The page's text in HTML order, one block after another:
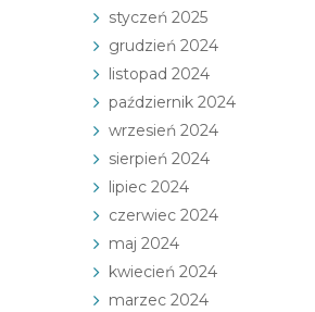
styczeń 2025
grudzień 2024
listopad 2024
październik 2024
wrzesień 2024
sierpień 2024
lipiec 2024
czerwiec 2024
maj 2024
kwiecień 2024
marzec 2024